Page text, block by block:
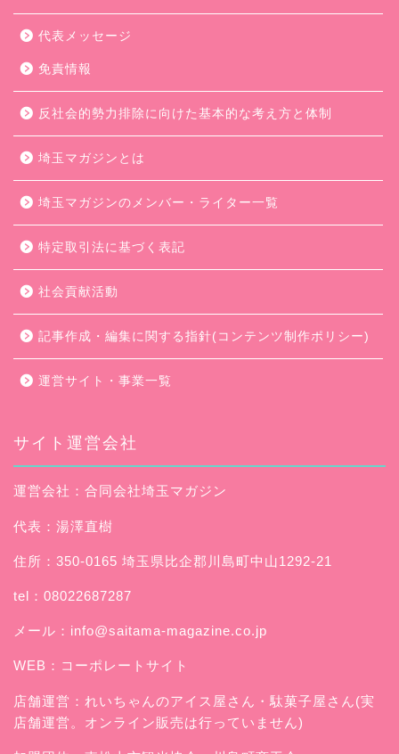
代表メッセージ
免責情報
反社会的勢力排除に向けた基本的な考え方と体制
埼玉マガジンとは
埼玉マガジンのメンバー・ライター一覧
特定取引法に基づく表記
社会貢献活動
記事作成・編集に関する指針(コンテンツ制作ポリシー)
運営サイト・事業一覧
サイト運営会社
運営会社：合同会社埼玉マガジン
代表：湯澤直樹
住所：350-0165 埼玉県比企郡川島町中山1292-21
tel：08022687287
メール： info@saitama-magazine.co.jp
WEB： コーポレートサイト
店舗運営： れいちゃんのアイス屋さん ・駄菓子屋さん(実
店舗運営。オンライン販売は行っていません)